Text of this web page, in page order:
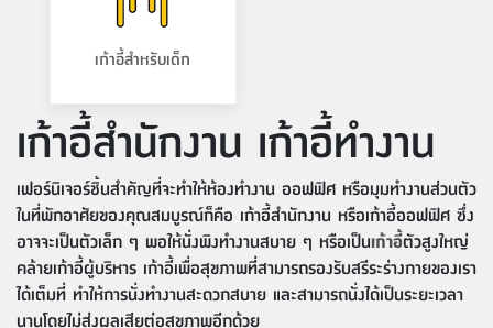
เก้าอี้สำหรับเด็ก
เก้าอี้สำนักงาน เก้าอี้ทำงาน
เฟอร์นิเจอร์ชิ้นสำคัญที่จะทำให้ห้องทำงาน ออฟฟิศ หรือมุมทำงานส่วนตัว
ในที่พักอาศัยของคุณสมบูรณ์ก็คือ เก้าอี้สำนักงาน หรือเก้าอี้ออฟฟิศ ซึ่ง
อาจจะเป็นตัวเล็ก ๆ พอให้นั่งพิงทำงานสบาย ๆ หรือเป็นเก้าอี้ตัวสูงใหญ่
คล้ายเก้าอี้ผู้บริหาร เก้าอี้เพื่อสุขภาพที่สามารถรองรับสรีระร่างกายของเรา
ได้เต็มที่ ทำให้การนั่งทำงานสะดวกสบาย และสามารถนั่งได้เป็นระยะเวลา
นานโดยไม่ส่งผลเสียต่อสุขภาพอีกด้วย